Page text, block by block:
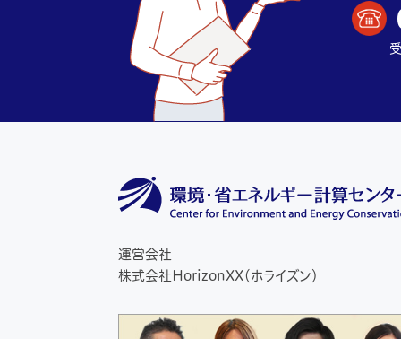
運営会社
株式会社HorizonXX（ホライズン）